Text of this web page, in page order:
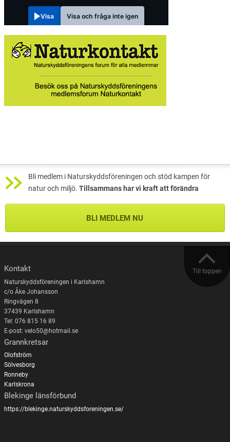
Visa Visa och fråga inte igen
Bli medlem i Naturskyddsföreningen och stöd kampen för
natur och miljö. Tillsammans har vi kraft att förändra
BLI MEDLEM NU
Till toppen
Kontakt
Naturskyddsföreningen i Karlshamn
c/o Åke Johansson
Ringvägen 8
37439 Karlshamn
Tel: 076 815 16 89
E-post: velo50@hotmail.se
Grannkretsar
Olofström
Sölvesborg
Ronneby
Karlskrona
Blekinge länsförbund
https://blekinge.naturskyddsforeningen.se/